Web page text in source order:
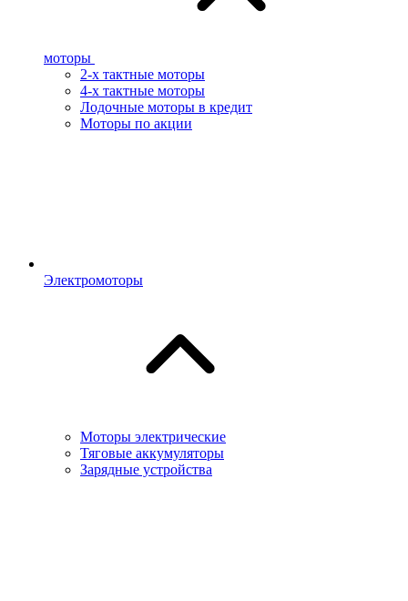
моторы
2-х тактные моторы
4-х тактные моторы
Лодочные моторы в кредит
Моторы по акции
Электромоторы
Моторы электрические
Тяговые аккумуляторы
Зарядные устройства